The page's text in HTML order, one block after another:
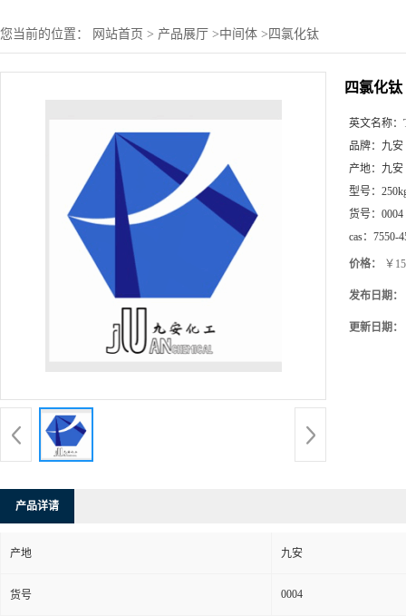
您当前的位置： 网站首页 > 产品展厅 >中间体 > 四氯化钛
四氯化钛
英文名称：
品牌： 九安
产地： 九安
型号：
货号： 0004
cas： 7550-
价格： ￥
发布日期：
更新日期：
产品详请
产地 九安
货号 0004